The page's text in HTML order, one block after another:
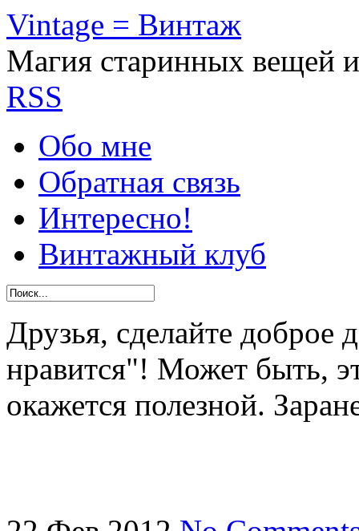
Vintage = Винтаж
Магия старинных вещей
RSS
Обо мне
Обратная связь
Интересно!
Винтажный клуб
Друзья, сделайте
нравится"! Может быть,
окажется полезной.